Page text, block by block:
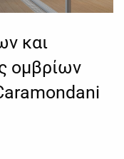
και
ομβρίων